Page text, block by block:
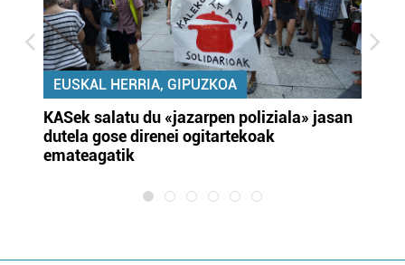
EUSKAL HERRIA, GIPUZKOA
KASek salatu du «jazarpen poliziala» jasan
dutela gose direnei ogitartekoak
emateagatik